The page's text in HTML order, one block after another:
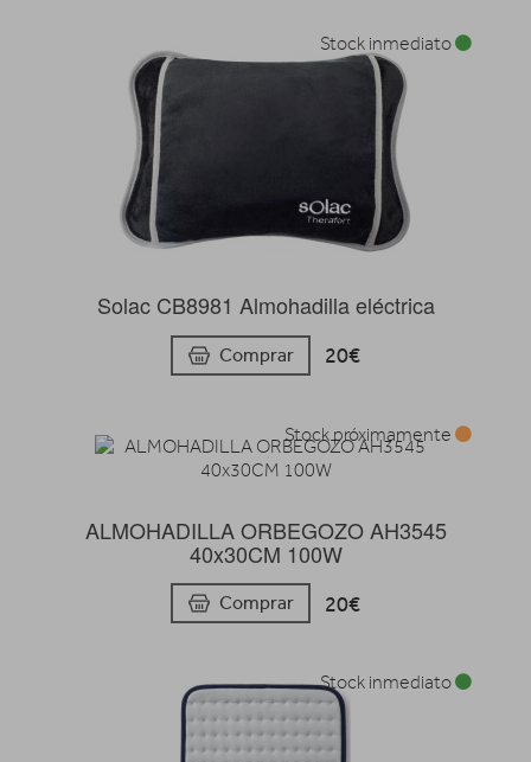
Solac CB8981 Almohadilla eléctrica
Comprar 20€
Stock inmediato
ALMOHADILLA ORBEGOZO AH3545
40x30CM 100W
Comprar 20€
Stock próximamente
Stock inmediato